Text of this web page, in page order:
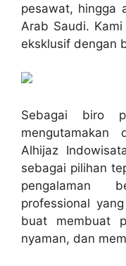
pesawat, hingga
Arab Saudi.
eksklusif dengan
Sebagai biro
Alhijaz
sebagai pilihan
pengalaman
professional
buat membuat
nyaman, dan